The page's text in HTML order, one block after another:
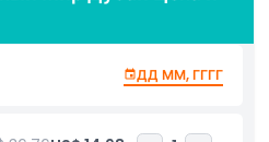
Погрузитесь в 14
камер, каждая из
сочетанием из 1900
проекторов и более 140
опыт на 360°,
ДД ММ, ГГГГ